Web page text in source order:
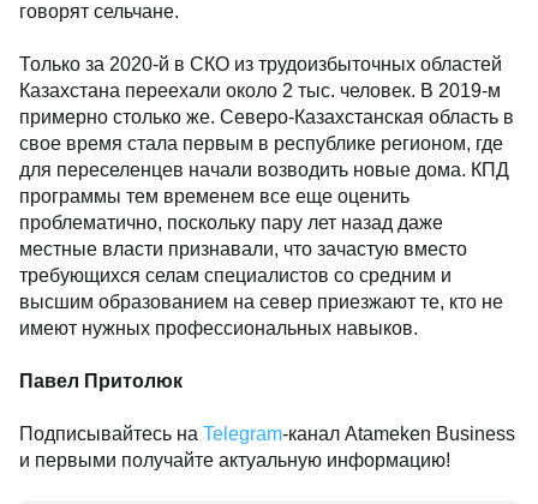
говорят сельчане.
Только за 2020-й в СКО из трудоизбыточных областей
Казахстана переехали около 2 тыс. человек. В 2019-м
примерно столько же. Северо-Казахстанская область в
свое время стала первым в республике регионом, где
для переселенцев начали возводить новые дома. КПД
программы тем временем все еще оценить
проблематично, поскольку пару лет назад даже
местные власти признавали, что зачастую вместо
требующихся селам специалистов со средним и
высшим образованием на север приезжают те, кто не
имеют нужных профессиональных навыков.
Павел Притолюк
Подписывайтесь на Telegram-канал Atameken Business
и первыми получайте актуальную информацию!